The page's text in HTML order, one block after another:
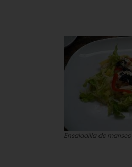
Ensaladilla de marisco